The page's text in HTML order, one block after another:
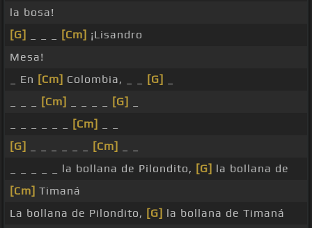
la bosa!
[G]
[Cm] ¡Lisandro
Mesa!
_ En [Cm] Colombia, _ _ [G]
[Cm] [G]
[Cm]
[G]
[Cm]
_ _ _ _ _ la bollana de Pilondito, [G] la bollana de
[Cm] Timaná
La bollana de Pilondito, [G] la bollana de Timaná